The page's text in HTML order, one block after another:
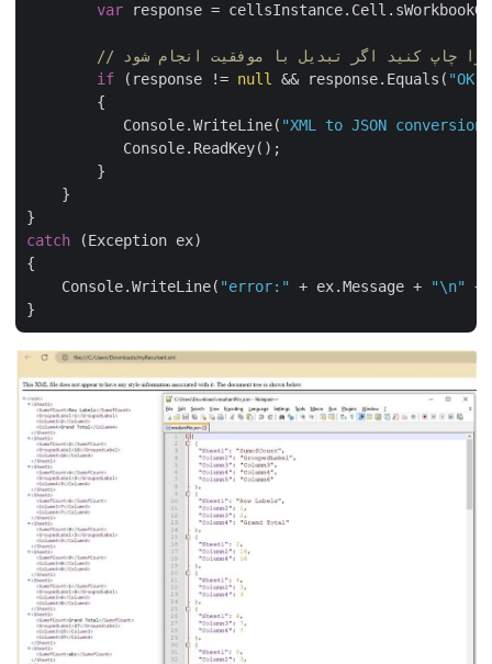
var response =
if (response != null && response.Equals( "OK"
        {
           Console.WriteLine(
"XML to JSON
           Console.ReadKey();
        }
    }
catch (Exception ex)
{
    Console.WriteLine(
"error:" + ex.Message + "\n"
+